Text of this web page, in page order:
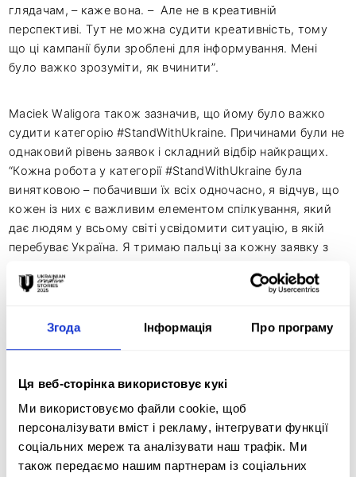
Згода Інформація Про програму
Ця веб-сторінка використовує кукі
Ми використовуємо файли cookie, щоб
персоналізувати вміст і рекламу, інтегрувати функції
соціальних мереж та аналізувати наш трафік. Ми
також передаємо нашим партнерам із соціальних
глядачам, – каже вона. – Але не в креативній
перспективі. Тут не можна судити креативність, тому
що ці кампанії були зроблені для інформування. Мені
було важко зрозуміти, як вчинити”.
Maciek Waligora також зазначив, що йому було важко
судити категорію #StandWithUkraine. Причинами були не
однаковий рівень заявок і складний відбір найкращих.
“Кожна робота у категорії #StandWithUkraine була
винятковою – побачивши їх всіх одночасно, я відчув, що
кожен із них є важливим елементом спілкування, який
дає людям у всьому світі усвідомити ситуацію, в якій
перебуває Україна. Я тримаю пальці за кожну заявку з
Я думаю, що українська креативність розквітає, та може
Європи”.
Також судді поділились з нами своїми улюбленими
роботами. Зазначимо, що судді розповіли про це ще до
того, як були анонсовані результати конкурсу.